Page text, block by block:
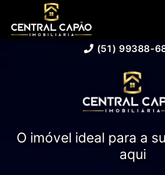
(51) 99388-
O imóvel ideal para a
aqui